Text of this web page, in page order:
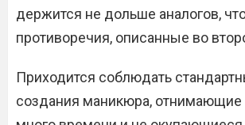
держится не дольше аналогов,
противоречия, описанные во
Приходится соблюдать
создания маникюра, отнимающие